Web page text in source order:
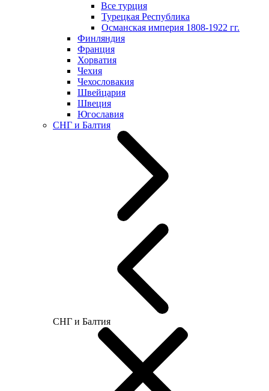
Все турция
Турецкая Республика
Османская империя 1808-1922 гг.
Финляндия
Франция
Хорватия
Чехия
Чехословакия
Швейцария
Швеция
Югославия
СНГ и Балтия
СНГ и Балтия